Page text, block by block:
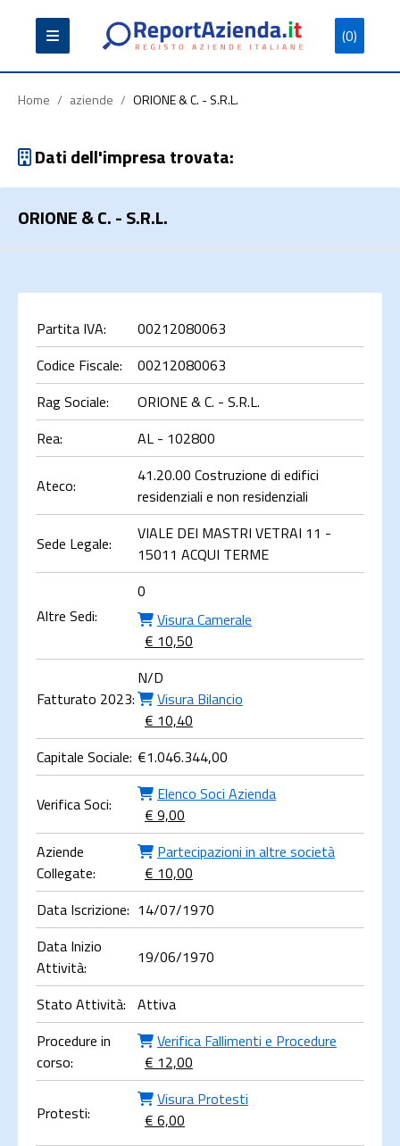
(0)
Partita
Iva
Codice
Fiscale
Ragione
Sociale
Cerca
Home / aziende / ORIONE & C. - S.R.L.
Dati dell'impresa trovata:
ORIONE & C. - S.R.L.
Partita IVA:
00212080063
Codice Fiscale:
00212080063
Rag Sociale:
ORIONE & C. - S.R.L.
Rea:
AL - 102800
Ateco:
41.20.00 Costruzione di edifici
residenziali e non residenziali
Sede Legale:
VIALE DEI MASTRI VETRAI 11 -
15011 ACQUI TERME
Altre Sedi:
0
Visura Camerale
€ 10,50
Fatturato 2023:
N/D
Visura Bilancio
€ 10,40
Capitale Sociale: €1.046.344,00
Verifica Soci:
Elenco Soci Azienda
€ 9,00
Aziende
Collegate:
Partecipazioni in altre società
€ 10,00
Data Iscrizione: 14/07/1970
Data Inizio
Attività:
19/06/1970
Stato Attività: Attiva
Procedure in
corso:
Verifica Fallimenti e Procedure
€ 12,00
Protesti:
Visura Protesti
€ 6,00